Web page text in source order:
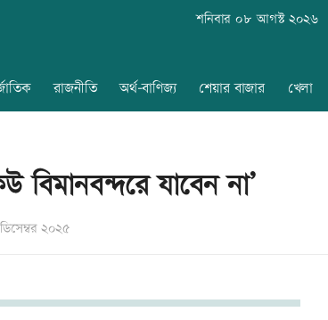
শনিবার ০৮ আগস্ট ২০২৬
রাজনীতি অর্থ-বাণিজ্য শেয়ার বাজার খেলা
যাবেন না’
২০২৫